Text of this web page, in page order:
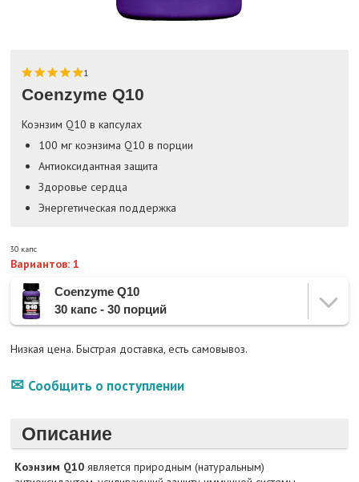
1
Coenzyme Q10
Коэнзим Q10 в капсулах
100 мг коэнзима Q10 в порции
Антиоксидантная защита
Здоровье сердца
Энергетическая поддержка
30 капс
Вариантов: 1
Coenzyme Q10
30 капс - 30 порций
Низкая цена. Быстрая доставка, есть самовывоз.
Сообщить о поступлении
Описание
Коэнзим Q10 является природным (натуральным)